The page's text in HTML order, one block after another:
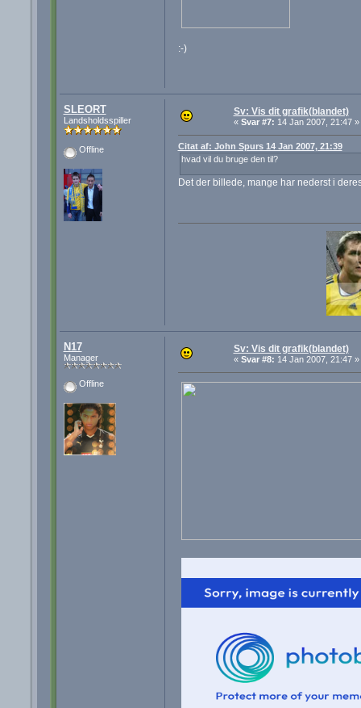
:-)
SLEORT
Landsholdsspiller
Offline
Sv: Vis dit grafik(blandet)
« Svar #7: 14 Jan 2007, 21:47 »
Citat af: John Spurs 14 Jan 2007, 21:39
hvad vil du bruge den til?
Det der billede, mange har nederst i
N17
Manager
Offline
Sv: Vis dit grafik(blandet)
« Svar #8: 14 Jan 2007, 21:47 »